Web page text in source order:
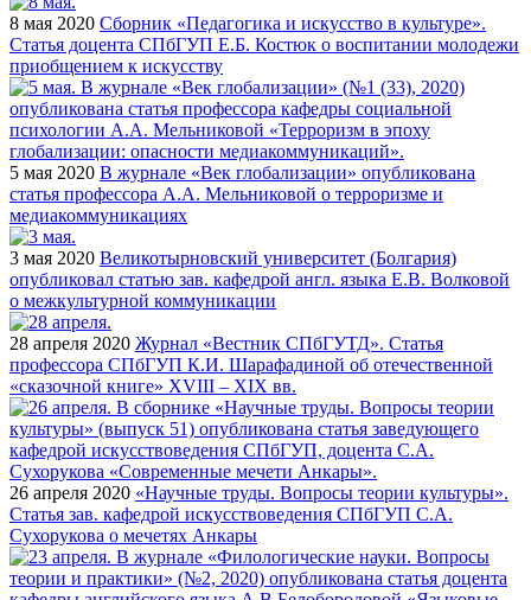
8 мая 2020 Сборник «Педагогика и искусство в культуре».
Статья доцента СПбГУП Е.Б. Костюк о воспитании молодежи
приобщением к искусству
5 мая 2020 В журнале «Век глобализации» опубликована
статья профессора А.А. Мельниковой о терроризме и
медиакоммуникациях
3 мая 2020 Великотырновский университет (Болгария)
опубликовал статью зав. кафедрой англ. языка Е.В. Волковой
о межкультурной коммуникации
28 апреля 2020 Журнал «Вестник СПбГУТД». Статья
профессора СПбГУП К.И. Шарафадиной об отечественной
«сказочной книге» XVIII – XIX вв.
26 апреля 2020 «Научные труды. Вопросы теории культуры».
Статья зав. кафедрой искусствоведения СПбГУП С.А.
Сухорукова о мечетях Анкары